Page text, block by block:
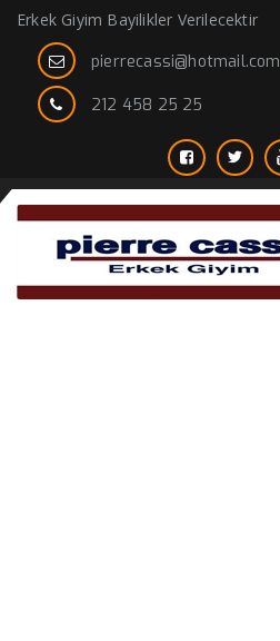
Erkek Giyim Bayilikler Verilecektir
pierrecassi@hotmail.com
212 458 25 25